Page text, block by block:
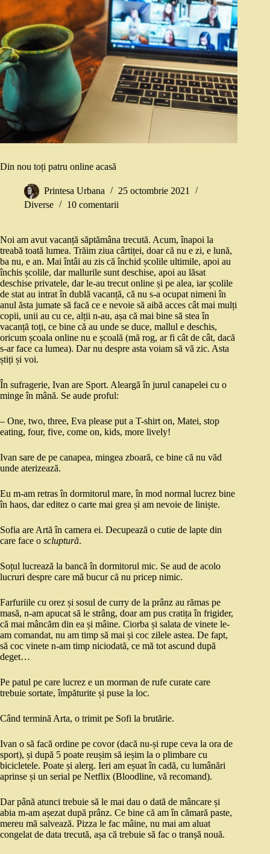
Din nou toți patru online acasă
Printesa Urbana
25 octombrie 2021
Diverse
10 comentarii
Noi am avut vacanță săptămâna trecută. Acum, înapoi la
treabă toată lumea. Trăim ziua cârtiței, doar că nu e zi, e lună,
ba nu, e an. Mai întâi au zis că închid școlile ultimile, apoi au
închis școlile, dar mallurile sunt deschise, apoi au lăsat
deschise privatele, dar le-au trecut online și pe alea, iar școlile
de stat au intrat în dublă vacanță, că nu s-a ocupat nimeni în
anul ăsta jumate să facă ce e nevoie să aibă acces cât mai mulți
copii, unii au cu ce, alții n-au, așa că mai bine să stea în
vacanță toți, ce bine că au unde se duce, mallul e deschis,
oricum școala online nu e școală (mă rog, ar fi cât de cât, dacă
s-ar face ca lumea). Dar nu despre asta voiam să vă zic. Asta
știți și voi.
În sufragerie, Ivan are Sport. Aleargă în jurul canapelei cu o
minge în mână. Se aude proful:
– One, two, three, Eva please put a T-shirt on, Matei, stop
eating, four, five, come on, kids, more lively!
Ivan sare de pe canapea, mingea zboară, ce bine că nu văd
unde aterizează.
Eu m-am retras în dormitorul mare, în mod normal lucrez bine
în haos, dar editez o carte mai grea și am nevoie de liniște.
Sofia are Artă în camera ei. Decupează o cutie de lapte din
care face o scluptură.
Soțul lucrează la bancă în dormitorul mic. Se aud de acolo
lucruri despre care mă bucur că nu pricep nimic.
Farfuriile cu orez și sosul de curry de la prânz au rămas pe
masă, n-am apucat să le strâng, doar am pus cratița în frigider,
că mai mâncăm din ea și mâine. Ciorba și salata de vinete le-
am comandat, nu am timp să mai și coc zilele astea. De fapt,
să coc vinete n-am timp niciodată, ce mă tot ascund după
deget…
Pe patul pe care lucrez e un morman de rufe curate care
trebuie sortate, împăturite și puse la loc.
Când termină Arta, o trimit pe Sofi la brutărie.
Ivan o să facă ordine pe covor (dacă nu-și rupe ceva la ora de
sport), și după 5 poate reușim să ieșim la o plimbare cu
bicicletele. Poate și alerg. Ieri am eșuat în cadă, cu lumânări
aprinse și un serial pe Netflix (Bloodline, vă recomand).
Dar până atunci trebuie să le mai dau o dată de mâncare și
abia m-am așezat după prânz. Ce bine că am în cămară paste,
mereu mă salvează. Pizza le fac mâine, nu mai am aluat
congelat de data trecută, așa că trebuie să fac o tranșă nouă.